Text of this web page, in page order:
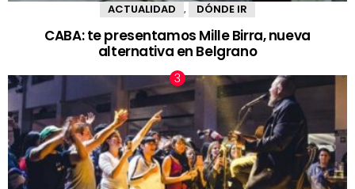
ACTUALIDAD , DÓNDE IR
CABA: te presentamos Mille Birra, nueva
alternativa en Belgrano